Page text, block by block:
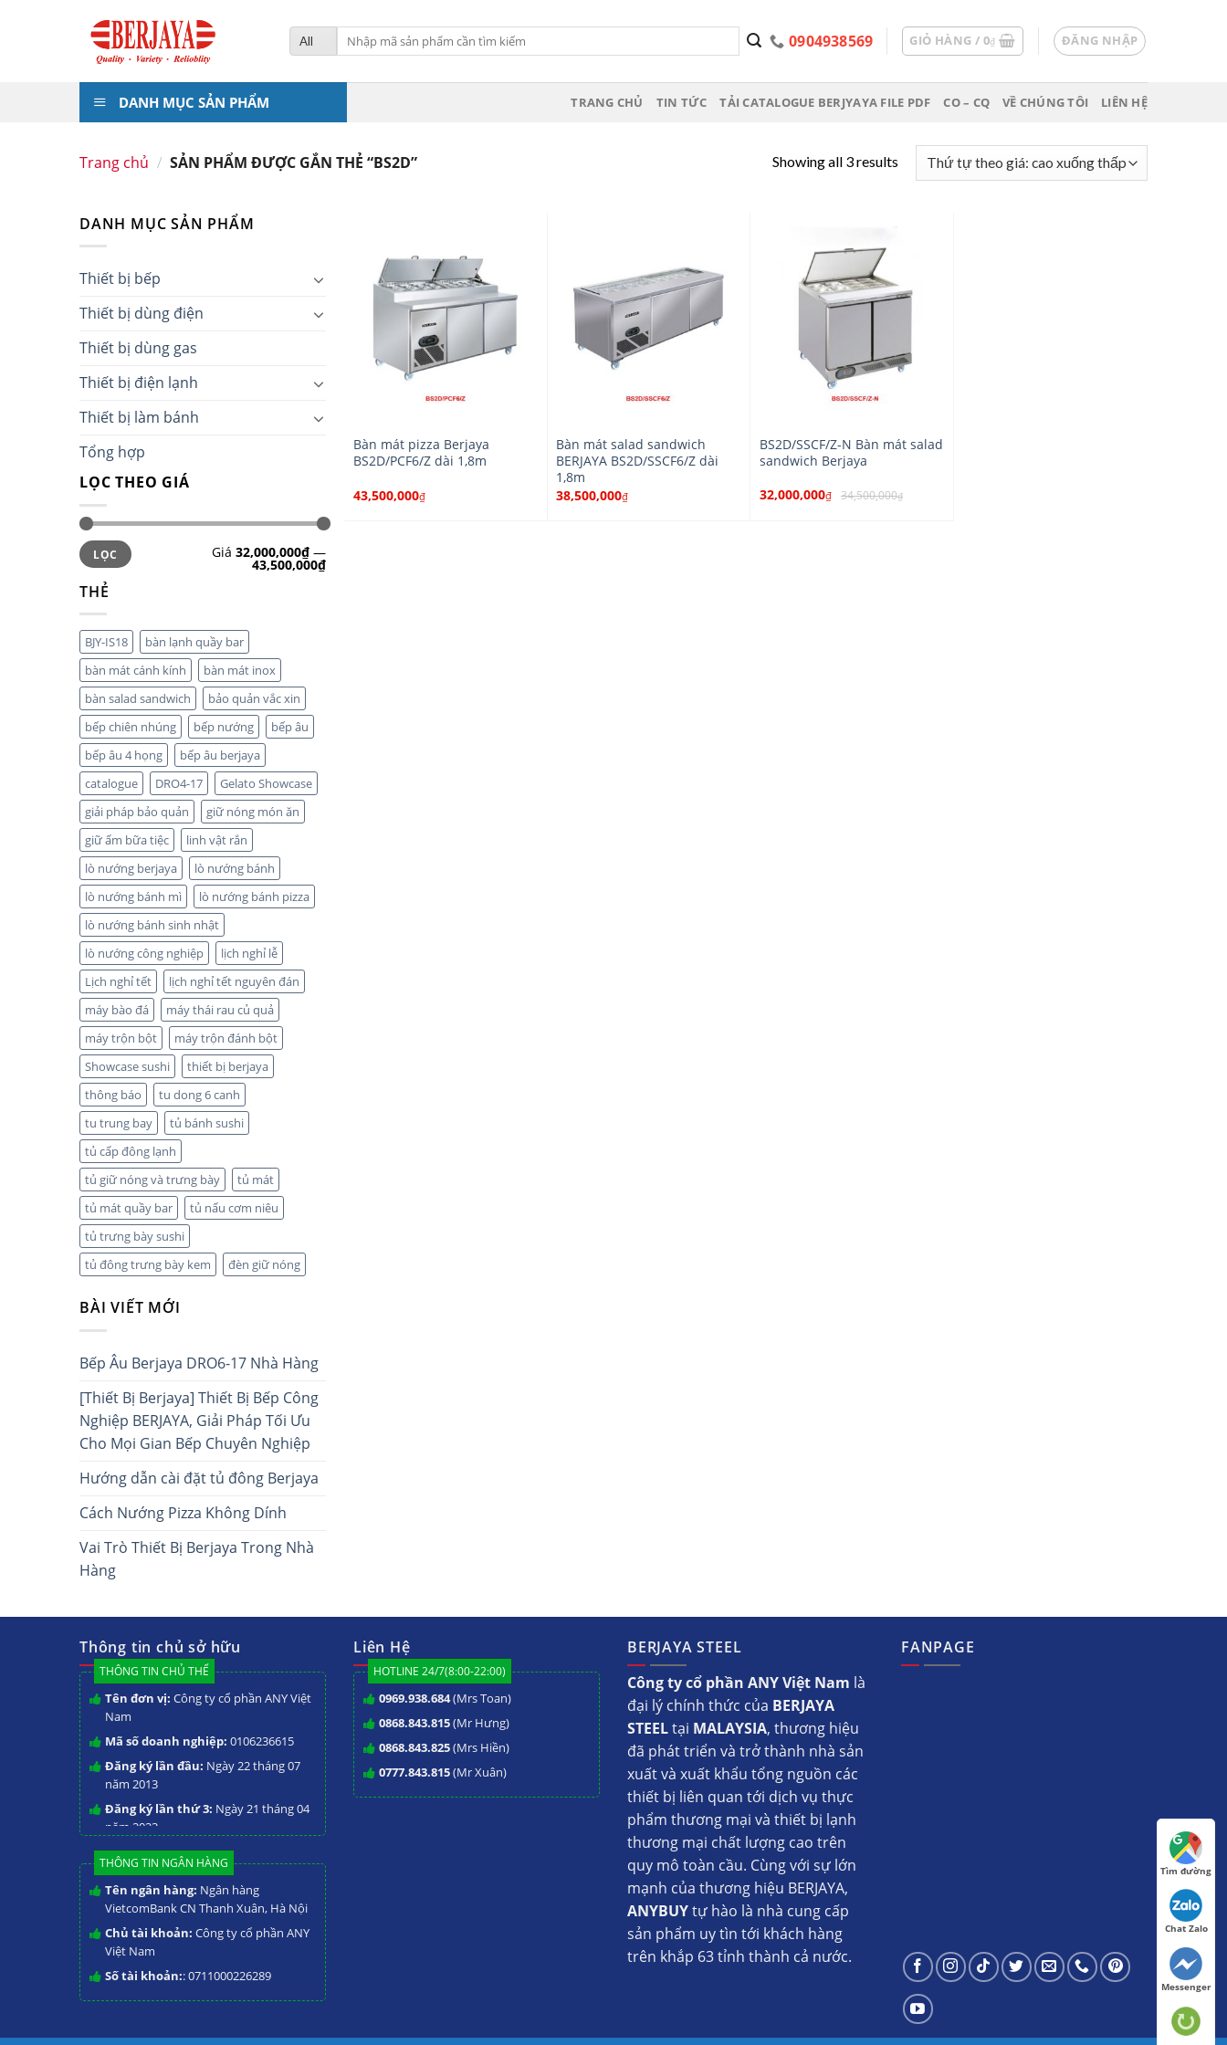
Tìm
kiếm:
0904938569 GIỎ HÀNG / 0₫ ĐĂNG NHẬP
DANH MỤC SẢN PHẨM TRANG CHỦ TIN TỨC TẢI CATALOGUE BERJYAYA FILE PDF CO – CQ VỀ CHÚNG TÔI LIÊN HỆ
Trang chủ / SẢN PHẨM ĐƯỢC GẮN THẺ “BS2D” Showing all 3 results
DANH MỤC SẢN PHẨM
Thiết bị bếp
Thiết bị dùng điện
Thiết bị dùng gas
Thiết bị điện lạnh
Thiết bị làm bánh
Tổng hợp
LỌC THEO GIÁ
LỌC Giá 32,000,000₫ —
43,500,000₫
THẺ
BJY-IS18
bàn lạnh quầy bar
bàn mát cánh kính
bàn mát inox
bàn salad sandwich
bảo quản vắc xin
bếp chiên nhúng
bếp nướng
bếp âu
bếp âu 4 họng
bếp âu berjaya
catalogue
DRO4-17
Gelato Showcase
giải pháp bảo quản
giữ nóng món ăn
giữ ấm bữa tiệc
linh vật rắn
lò nướng berjaya
lò nướng bánh
lò nướng bánh mì
lò nướng bánh pizza
lò nướng bánh sinh nhật
lò nướng công nghiệp
lịch nghỉ lễ
Lịch nghỉ tết
lịch nghỉ tết nguyên đán
máy bào đá
máy thái rau củ quả
máy trộn bột
máy trộn đánh bột
Showcase sushi
thiết bị berjaya
thông báo
tu dong 6 canh
tu trung bay
tủ bánh sushi
tủ cấp đông lạnh
tủ giữ nóng và trưng bày
tủ mát
tủ mát quầy bar
tủ nấu cơm niêu
tủ trưng bày sushi
tủ đông trưng bày kem
đèn giữ nóng
BÀI VIẾT MỚI
Bếp Âu Berjaya DRO6-17 Nhà Hàng
[Thiết Bị Berjaya] Thiết Bị Bếp Công
Nghiệp BERJAYA, Giải Pháp Tối Ưu
Cho Mọi Gian Bếp Chuyên Nghiệp
Hướng dẫn cài đặt tủ đông Berjaya
Cách Nướng Pizza Không Dính
Vai Trò Thiết Bị Berjaya Trong Nhà
Hàng
Bàn mát pizza Berjaya
BS2D/PCF6/Z dài 1,8m
43,500,000₫
Bàn mát salad sandwich
BERJAYA BS2D/SSCF6/Z dài
1,8m
38,500,000₫
BS2D/SSCF/Z-N Bàn mát salad
sandwich Berjaya
32,000,000₫ 34,500,000₫
Thông tin chủ sở hữu
THÔNG TIN CHỦ THỂ
Tên đơn vị: Công ty cổ phần ANY Việt
Nam
Mã số doanh nghiệp: 0106236615
Đăng ký lần đầu: Ngày 22 tháng 07
năm 2013
Đăng ký lần thứ 3: Ngày 21 tháng 04
năm 2023
THÔNG TIN NGÂN HÀNG
Tên ngân hàng: Ngân hàng
VietcomBank CN Thanh Xuân, Hà Nội
Chủ tài khoản: Công ty cổ phần ANY
Việt Nam
Số tài khoản:: 0711000226289
Liên Hệ
HOTLINE 24/7(8:00-22:00)
0969.938.684(Mrs Toan)
0868.843.815(Mr Hưng)
0868.843.825(Mrs Hiền)
0777.843.815(Mr Xuân)
BERJAYA STEEL
Công ty cổ phần ANY Việt Nam là
đại lý chính thức của BERJAYA
STEELtại MALAYSIA, thương hiệu
đã phát triển và trở thành nhà sản
xuất và xuất khẩu tổng nguồn các
thiết bị liên quan tới dịch vụ thực
phẩm thương mại và thiết bị lạnh
thương mại chất lượng cao trên
quy mô toàn cầu. Cùng với sự lớn
mạnh của thương hiệu BERJAYA,
ANYBUYtự hào là nhà cung cấp
sản phẩm uy tìn tới khách hàng
trên khắp 63 tỉnh thành cả nước.
FANPAGE
Tìm đường
Chat Zalo
Messenger